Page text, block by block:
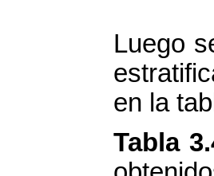
Luego
en la
Tabla